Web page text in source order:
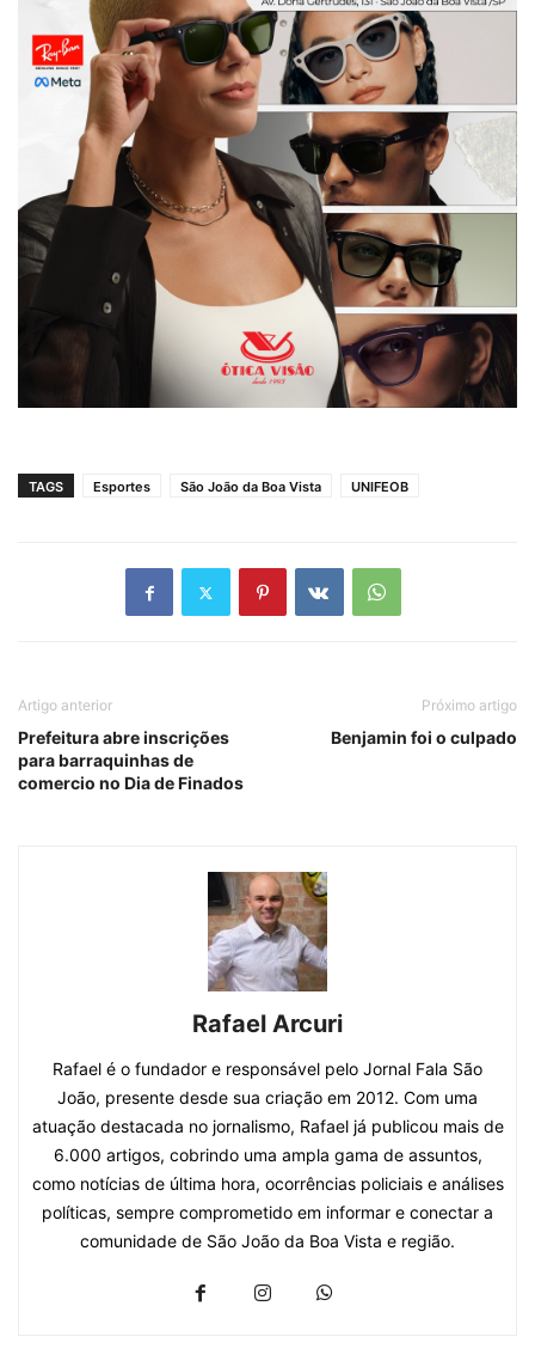
TAGS Esportes São João da Boa Vista UNIFEOB
Artigo anterior
Prefeitura abre inscrições
para barraquinhas de
comercio no Dia de Finados
Próximo artigo
Benjamin foi o culpado
Rafael Arcuri
Rafael é o fundador e responsável pelo Jornal Fala São
João, presente desde sua criação em 2012. Com uma
atuação destacada no jornalismo, Rafael já publicou mais de
6.000 artigos, cobrindo uma ampla gama de assuntos,
como notícias de última hora, ocorrências policiais e análises
políticas, sempre comprometido em informar e conectar a
comunidade de São João da Boa Vista e região.